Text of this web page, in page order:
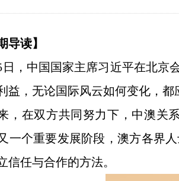
导读】
日，中国国家主席习近平在北京
益，无论国际风云如何变化，
，在双方共同努力下，中澳关
一个重要发展阶段，澳方各界
信任与合作的方法。